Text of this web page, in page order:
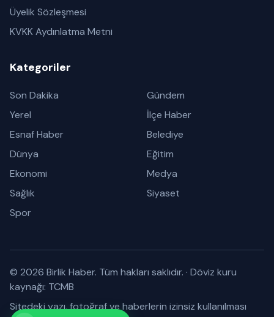
Üyelik Sözleşmesi
KVKK Aydınlatma Metni
Kategoriler
Son Dakika
Gündem
Yerel
İlçe Haber
Esnaf Haber
Belediye
Dünya
Eğitim
Ekonomi
Medya
Sağlık
Siyaset
Spor
© 2026 Birlik Haber. Tüm hakları saklıdır. · Döviz kuru
kaynağı: TCMB
Sitedeki yazı, fotoğraf ve haberlerin izinsiz kullanılması